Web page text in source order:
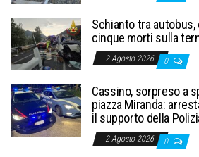
Schianto tra autobus,
cinque morti sulla
2 Agosto 2026 0
Cassino, sorpreso a
piazza Miranda:
il supporto della
2 Agosto 2026 0